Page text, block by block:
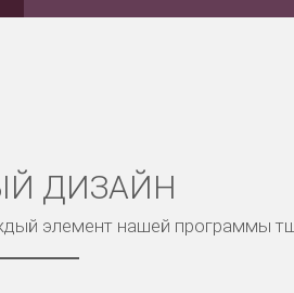
ДИЗАЙН
элемент нашей программы